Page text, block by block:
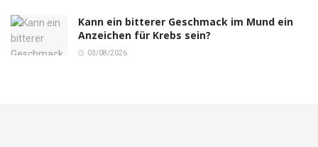
Kann ein bitterer Geschmack im Mund ein
Anzeichen für Krebs sein?
03/08/2026